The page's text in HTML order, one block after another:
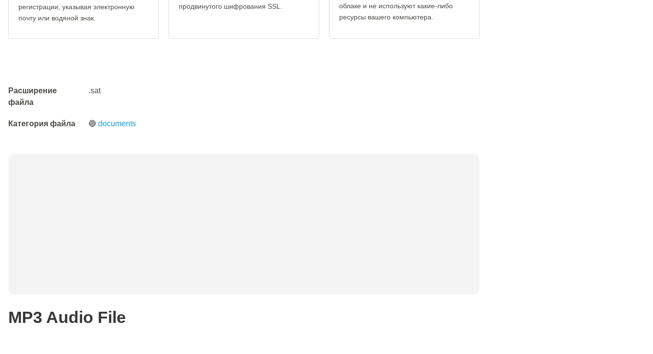
регистрации, указывая электронную
почту или водяной знак.
продвинутого шифрования SSL.
облаке и не используют какие-либо
ресурсы вашего компьютера.
Расширение
файла
.sat
Категория файла 🔵documents
MP3 Audio File